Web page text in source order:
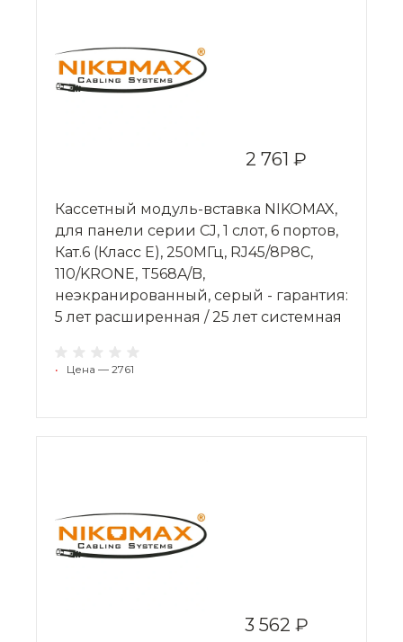
2 761 ₽
Кассетный модуль-вставка NIKOMAX,
для панели серии CJ, 1 слот, 6 портов,
Кат.6 (Класс E), 250МГц, RJ45/8P8C,
110/KRONE, T568A/B,
неэкранированный, серый - гарантия:
5 лет расширенная / 25 лет системная
• Цена — 2761
3 562 ₽